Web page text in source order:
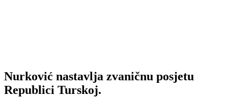
Nurković nastavlja zvaničnu posjetu
Republici Turskoj.